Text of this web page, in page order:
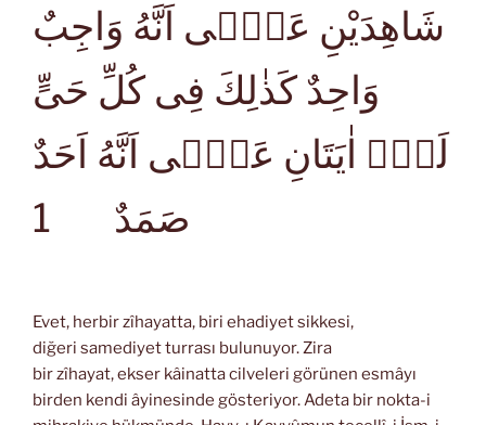
شَاهِدَيْنِ عَلٰۤى اَنَّهُ وَاجِبٌ
وَاحِدٌ كَذٰلِكَ فِى كُلِّ حَىٍّ
لَهُۤ اٰيَتَانِ عَلٰۤى اَنَّهُ اَحَدٌ
صَمَدٌ
1
Evet, herbir zîhayatta, biri ehadiyet sikkesi,
diğeri samediyet turrası bulunuyor. Zira
bir zîhayat, ekser kâinatta cilveleri görünen esmâyı
birden kendi âyinesinde gösteriyor. Adeta bir nokta-i